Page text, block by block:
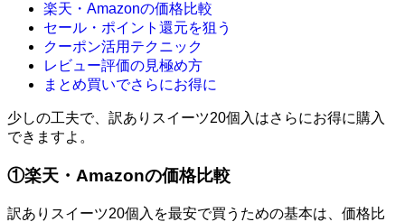
楽天・Amazonの価格比較
セール・ポイント還元を狙う
クーポン活用テクニック
レビュー評価の見極め方
まとめ買いでさらにお得に
少しの工夫で、訳ありスイーツ20個入はさらにお得に購入
できますよ。
①楽天・Amazonの価格比較
訳ありスイーツ20個入を最安で買うための基本は、価格比